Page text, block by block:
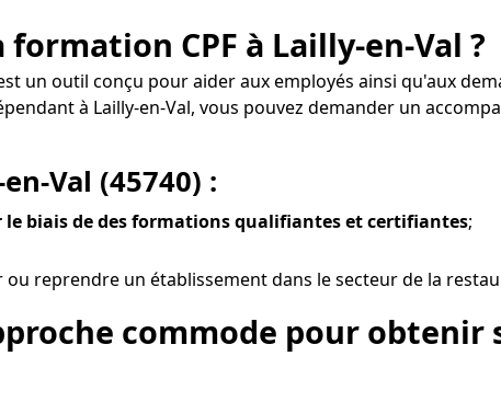
CPF à Lailly-en-Val ?
un outil conçu pour aider aux employés ainsi qu'aux
à Lailly-en-Val, vous pouvez demander un
Val (45740) :
biais de des formations qualifiantes et certifiantes;
reprendre un établissement dans le secteur de la
commode pour